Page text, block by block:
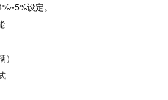
设定。